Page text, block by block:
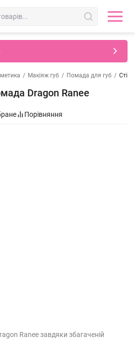
/ Макіяж губ / Помада для губ /
Dragon Ranee
Порівняння
Ranee завдяки збагаченій